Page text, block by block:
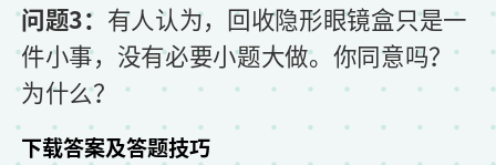
问题3： 有人认为，回收隐形眼镜盒只是一
件小事，没有必要小题大做。你同意吗？
为什么？
下载答案及答题技巧